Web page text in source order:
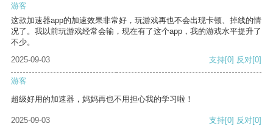
游客
这款加速器app的加速效果非常好，玩游戏再也不会出现卡顿、掉线的情
况了。我以前玩游戏经常会输，现在有了这个app，我的游戏水平提升了
不少。
2025-09-03
支持[0] 反对[0]
游客
超级好用的加速器，妈妈再也不用担心我的学习啦！
2025-09-03 支持[0] 反对[0]